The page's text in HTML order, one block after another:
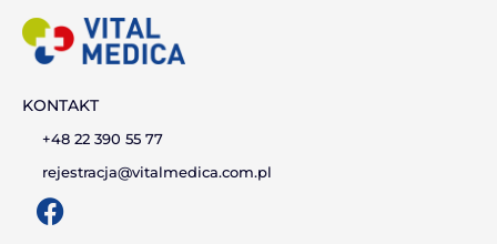
KONTAKT
+48 22 390 55 77
rejestracja@vitalmedica.com.pl
F